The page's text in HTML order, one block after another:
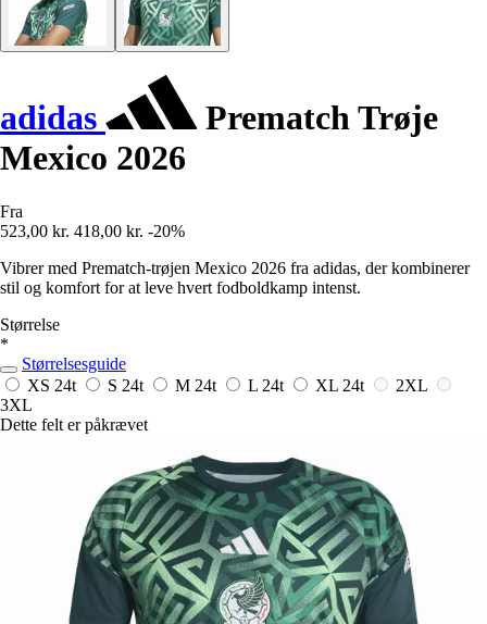
adidas
Prematch Trøje
Mexico 2026
Fra
523,00 kr. 418,00 kr. -20%
Vibrer med Prematch-trøjen Mexico 2026 fra adidas, der kombinerer
stil og komfort for at leve hvert fodboldkamp intenst.
Størrelse
*
Størrelsesguide
XS 24t S 24t M 24t L 24t XL 24t
2XL
3XL
Dette felt er påkrævet